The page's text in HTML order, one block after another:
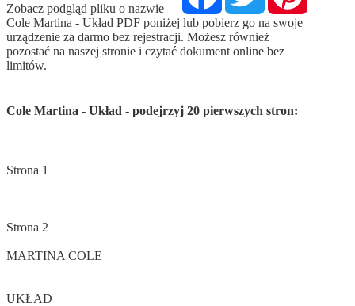
Zobacz podgląd pliku o nazwie
Cole Martina - Układ PDF poniżej lub pobierz go na swoje
urządzenie za darmo bez rejestracji. Możesz również
pozostać na naszej stronie i czytać dokument online bez
limitów.
Cole Martina - Układ - podejrzyj 20 pierwszych stron: